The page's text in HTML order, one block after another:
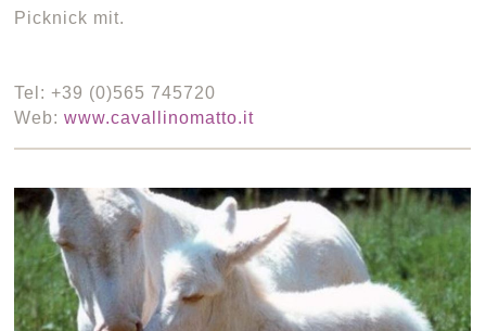
Picknick mit.
Tel: +39 (0)565 745720
Web:www.cavallinomatto.it